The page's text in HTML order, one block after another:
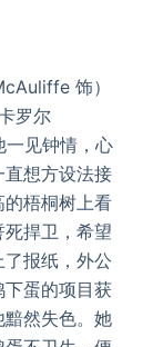
饰）
罗尔
见钟情，心
想方设法接
梧桐树上看
捍卫，希望
报纸，外公
蛋的项目获
然失色。她